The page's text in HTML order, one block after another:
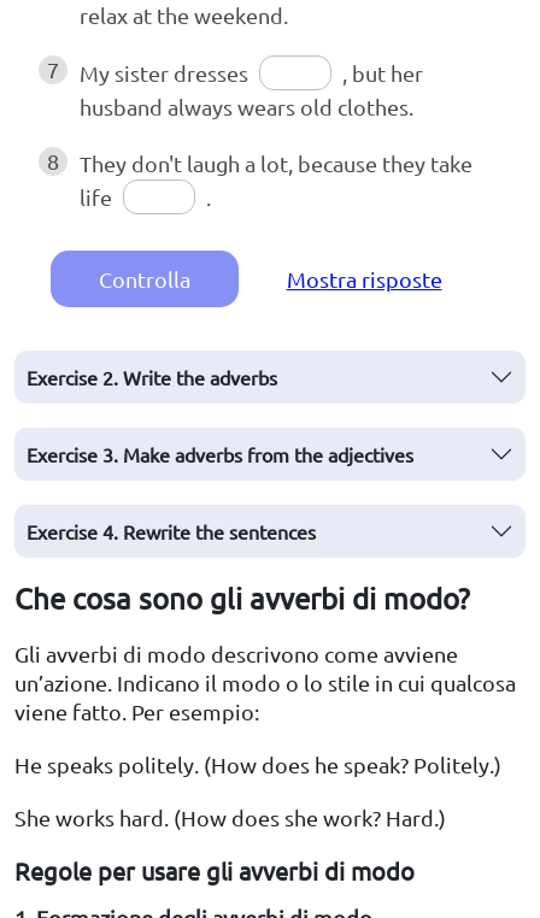
relax at the weekend.
7 My sister dresses
, but her
husband always wears old clothes.
8
They don't laugh a lot, because they take
life
Controlla Mostra risposte
Exercise 2. Write the adverbs
Exercise 3. Make adverbs from the adjectives
Exercise 4. Rewrite the sentences
Che cosa sono gli avverbi di modo?
Gli avverbi di modo descrivono come avviene
un’azione. Indicano il modo o lo stile in cui qualcosa
viene fatto. Per esempio:
He speaks politely. (How does he speak? Politely.)
She works hard. (How does she work? Hard.)
Regole per usare gli avverbi di modo